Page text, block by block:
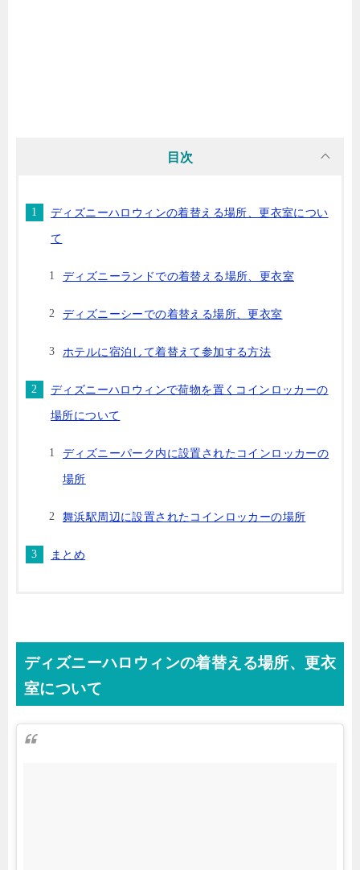
目次
ディズニーハロウィンの着替える場所、更衣室につい
て
ディズニーランドでの着替える場所、更衣室
ディズニーシーでの着替える場所、更衣室
ホテルに宿泊して着替えて参加する方法
ディズニーハロウィンで荷物を置くコインロッカーの
場所について
ディズニーパーク内に設置されたコインロッカーの
場所
舞浜駅周辺に設置されたコインロッカーの場所
まとめ
ディズニーハロウィンの着替える場所、更衣
室について